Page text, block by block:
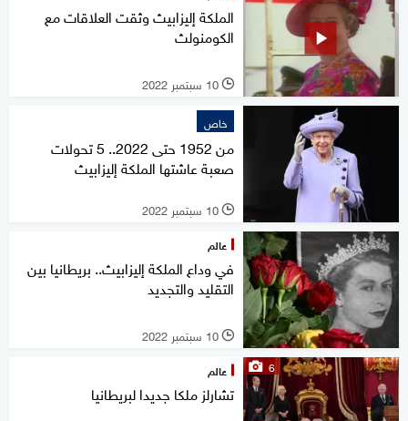
الملكة إليزابيث وثقت العلاقات مع
الكومنولث
l 10 سبتمبر 2022
خاص
من 1952 حتى 2022.. 5 تحولات
صعبة عاشتها الملكة إليزابيث
l 10 سبتمبر 2022
عالم
في وداع الملكة إليزابيث.. بريطانيا بين
التقليد والتجديد
l 10 سبتمبر 2022
6 عالم
تشارلز ملكا جديدا لبريطانيا